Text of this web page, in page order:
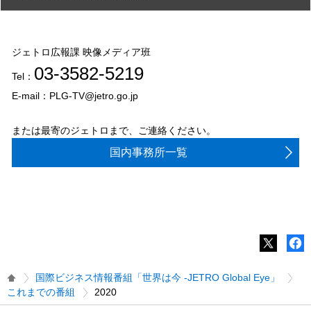
ジェトロ広報課 映像メディア班
Tel： 03-3582-5219
E-mail：PLG-TV@jetro.go.jp
または最寄のジェトロまで、ご連絡ください。
国内事務所一覧
国際ビジネス情報番組「世界は今 -JETRO Global Eye」
これまでの番組
2020